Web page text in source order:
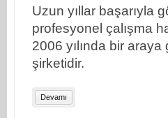
Uzun yıllar başarıyla
profesyonel çalışma
2006 yılında bir
şirketidir.
Devamı